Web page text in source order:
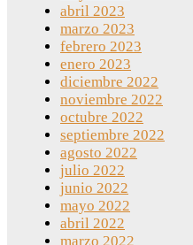
abril 2023
marzo 2023
febrero 2023
enero 2023
diciembre 2022
noviembre 2022
octubre 2022
septiembre 2022
agosto 2022
julio 2022
junio 2022
mayo 2022
abril 2022
marzo 2022